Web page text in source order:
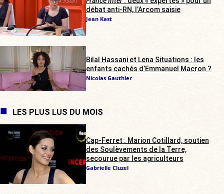
débat anti-RN, l’Arcom saisie
Jean Kast
Bilal Hassani et Lena Situations : les
enfants cachés d’Emmanuel Macron ?
Nicolas Gauthier
LES PLUS LUS DU MOIS
Cap-Ferret : Marion Cotillard, soutien
des Soulèvements de la Terre,
secourue par les agriculteurs
Gabrielle Cluzel